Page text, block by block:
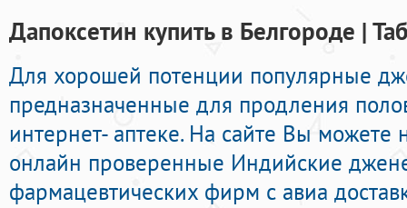
Дапоксетин купить в Белгороде |
Для хорошей потенции популярные
предназначенные для продления
интернет- аптеке. На сайте Вы можете
онлайн проверенные Индийские
фармацевтических фирм с авиа